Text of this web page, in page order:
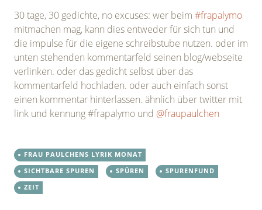
30 tage, 30 gedichte, no excuses: wer beim #frapalymo
mitmachen mag, kann dies entweder für sich tun und
die impulse für die eigene schreibstube nutzen. oder im
unten stehenden kommentarfeld seinen blog/webseite
verlinken. oder das gedicht selbst über das
kommentarfeld hochladen. oder auch einfach sonst
einen kommentar hinterlassen. ähnlich über twitter mit
link und kennung #frapalymo und @fraupaulchen
FRAU PAULCHENS LYRIK MONAT
SICHTBARE SPUREN
SPÜREN
SPURENFUND
ZEIT